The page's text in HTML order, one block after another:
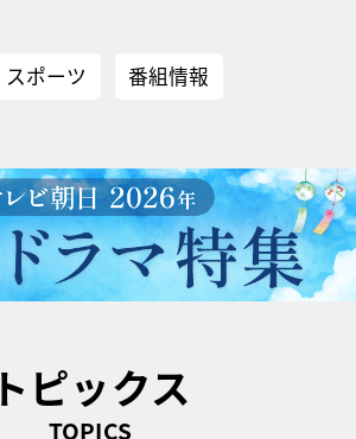
スポーツ 番組情報
トピックス
TOPICS